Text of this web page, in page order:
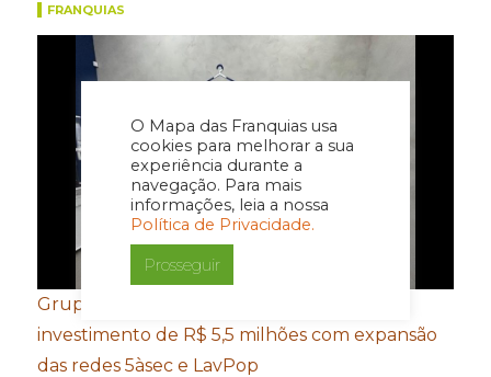
O Mapa das Franquias usa
cookies para melhorar a sua
experiência durante a
navegação. Para mais
informações, leia a nossa
Política de Privacidade.
Prosseguir
FRANQUIAS
Grupo FROTH mira Santa Catarina e prevê
investimento de R$ 5,5 milhões com expansão
das redes 5àsec e LavPop